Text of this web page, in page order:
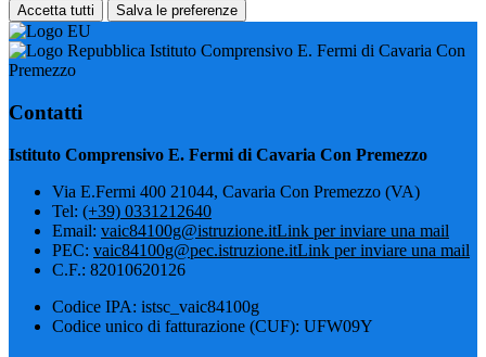
Accetta tutti Salva le preferenze
Istituto Comprensivo E. Fermi di Cavaria Con
Premezzo
Contatti
Istituto Comprensivo E. Fermi di Cavaria Con Premezzo
Via E.Fermi 400 21044, Cavaria Con Premezzo (VA)
Tel: (+39) 0331212640
Email: vaic84100g@istruzione.itLink per inviare una mail
PEC: vaic84100g@pec.istruzione.itLink per inviare una mail
C.F.: 82010620126
Codice IPA: istsc_vaic84100g
Codice unico di fatturazione (CUF): UFW09Y